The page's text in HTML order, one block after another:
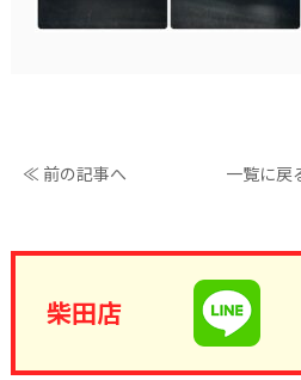
≪ 前の記事へ 一覧に戻
柴田店